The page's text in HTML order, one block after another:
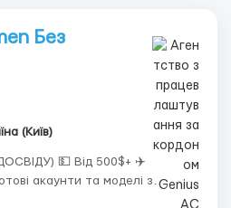
Без
(Київ)
Від 500$+ ✈️